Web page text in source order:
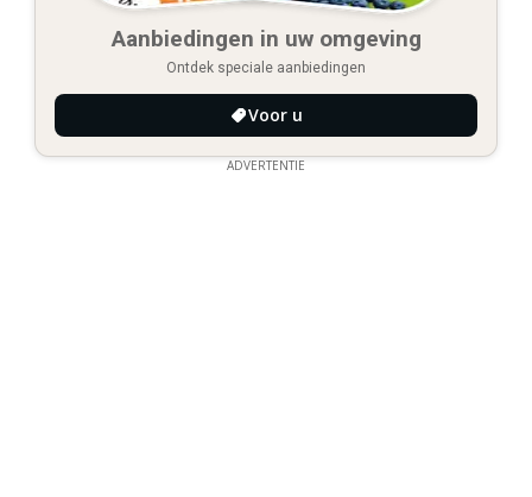
Aanbiedingen in uw omgeving
Ontdek speciale aanbiedingen
Voor u
ADVERTENTIE